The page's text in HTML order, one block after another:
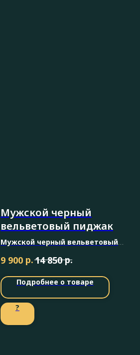
Мужской черный
вельветовый пиджак
Мужской черный вельветовый
подчеркивает фигуру, а мягкий
благородной текстуры.
9 900 р.14 850 р.
Подробнее о товаре
?